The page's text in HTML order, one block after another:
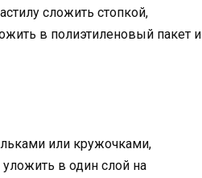
сложить стопкой,
в полиэтиленовый пакет и
или кружочками,
в один слой на